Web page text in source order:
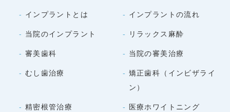
インプラントとは インプラントの流れ
当院のインプラント リラックス麻酔
審美歯科 当院の審美治療
むし歯治療
矯正歯科（インビザライ
ン）
精密根管治療 医療ホワイトニング